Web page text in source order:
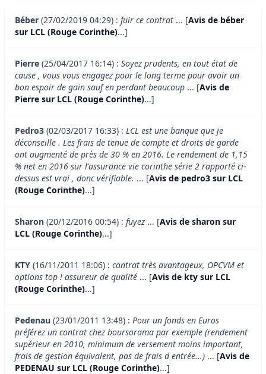
Béber (27/02/2019 04:29) : fuir ce contrat ... [Avis de béber
sur LCL (Rouge Corinthe)...]
Pierre (25/04/2017 16:14) : Soyez prudents, en tout état de
cause , vous vous engagez pour le long terme pour avoir un
bon espoir de gain sauf en perdant beaucoup ... [Avis de
Pierre sur LCL (Rouge Corinthe)...]
Pedro3 (02/03/2017 16:33) : LCL est une banque que je
déconseille . Les frais de tenue de compte et droits de garde
ont augmenté de près de 30 % en 2016. Le rendement de 1,15
% net en 2016 sur l'assurance vie corinthe série 2 rapporté ci-
dessus est vrai , donc vérifiable. ... [Avis de pedro3 sur LCL
(Rouge Corinthe)...]
Sharon (20/12/2016 00:54) : fuyez ... [Avis de sharon sur
LCL (Rouge Corinthe)...]
KTY (16/11/2011 18:06) : contrat très avantageux, OPCVM et
options top ! assureur de qualité ... [Avis de kty sur LCL
(Rouge Corinthe)...]
Pedenau (23/01/2011 13:48) : Pour un fonds en Euros
préférez un contrat chez boursorama par exemple (rendement
supérieur en 2010, minimum de versement moins important,
frais de gestion équivalent, pas de frais d entrée...) ... [Avis de
PEDENAU sur LCL (Rouge Corinthe)...]